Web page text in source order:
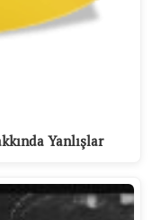
Yanlışlar